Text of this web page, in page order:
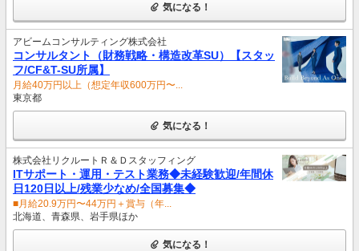
気になる！
アビームコンサルティング株式会社
コンサルタント（財務戦略・構造改革SU）【スタッ
フ/CF&T-SU所属】
月給40万円以上（想定年収600万円〜...
東京都
気になる！
株式会社リクルートＲ＆Ｄスタッフィング
ITサポート・運用・テスト業務◆未経験歓迎/年間休
日120日以上/残業少なめ/全国募集◆
■月給20.9万円〜44万円＋賞与（年...
北海道、青森県、岩手県ほか
気になる！